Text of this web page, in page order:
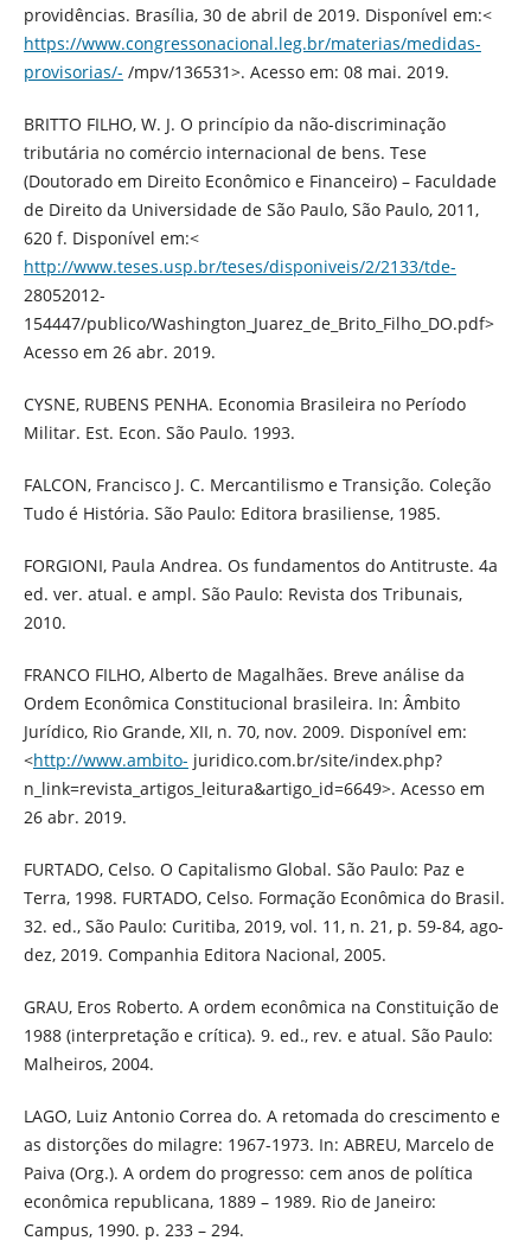
providências. Brasília, 30 de abril de 2019. Disponível em:<
https://www.congressonacional.leg.br/materias/medidas-
provisorias/- /mpv/136531>. Acesso em: 08 mai. 2019.
BRITTO FILHO, W. J. O princípio da não-discriminação
tributária no comércio internacional de bens. Tese
(Doutorado em Direito Econômico e Financeiro) – Faculdade
de Direito da Universidade de São Paulo, São Paulo, 2011,
620 f. Disponível em:<
http://www.teses.usp.br/teses/disponiveis/2/2133/tde-
28052012-
154447/publico/Washington_Juarez_de_Brito_Filho_DO.pdf>
Acesso em 26 abr. 2019.
CYSNE, RUBENS PENHA. Economia Brasileira no Período
Militar. Est. Econ. São Paulo. 1993.
FALCON, Francisco J. C. Mercantilismo e Transição. Coleção
Tudo é História. São Paulo: Editora brasiliense, 1985.
FORGIONI, Paula Andrea. Os fundamentos do Antitruste. 4a
ed. ver. atual. e ampl. São Paulo: Revista dos Tribunais,
2010.
FRANCO FILHO, Alberto de Magalhães. Breve análise da
Ordem Econômica Constitucional brasileira. In: Âmbito
Jurídico, Rio Grande, XII, n. 70, nov. 2009. Disponível em:
<http://www.ambito- juridico.com.br/site/index.php?
n_link=revista_artigos_leitura&artigo_id=6649>. Acesso em
26 abr. 2019.
FURTADO, Celso. O Capitalismo Global. São Paulo: Paz e
Terra, 1998. FURTADO, Celso. Formação Econômica do Brasil.
32. ed., São Paulo: Curitiba, 2019, vol. 11, n. 21, p. 59-84, ago-
dez, 2019. Companhia Editora Nacional, 2005.
GRAU, Eros Roberto. A ordem econômica na Constituição de
1988 (interpretação e crítica). 9. ed., rev. e atual. São Paulo:
Malheiros, 2004.
LAGO, Luiz Antonio Correa do. A retomada do crescimento e
as distorções do milagre: 1967-1973. In: ABREU, Marcelo de
Paiva (Org.). A ordem do progresso: cem anos de política
econômica republicana, 1889 – 1989. Rio de Janeiro:
Campus, 1990. p. 233 – 294.